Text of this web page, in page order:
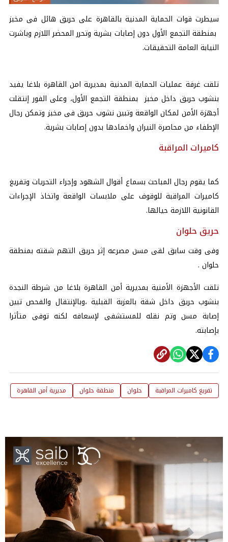
سيطرت قوات الحماية المدنية بالقاهرة على حريق هائل فى مخبز
بمنطقة التجمع الأول دون إصابات بشرية وتحرر المحضر اللازم وباشرت
النيابة العامة التحقيقات.
تلقت غرفة عمليات الحماية المدنية بمديرية امن القاهرة بلاغا يفيد
بنشوب حريق داخل مخبز بمنطقة التجمع الأول، وعلى الفور إنتقلت
أجهزة الأمن لمكان الواقعة وتبين نشوب حريق فى مخبز وتمكن رجال
الإطفاء من محاصرة النيران واخمادها بدون إصابات بشرية.
كاميرات المراقبة
كما يقوم رجال المباحث بسماع أقوال الشهود وإجراء التحريات وتفريغ
كاميرات المراقبة للوقوف على ملابسات الواقعة واتخاذ الإجراءات
القانونية اللازمة حيالها.
حريق حلوان
وفى وقت سابق لقى مسن مصرعه إثر حريق التهم شقته بمنطقة
حلوان .
تلقت الأجهزة الأمنية بمديرية أمن القاهرة بلاغا من شرطة النجدة
بنشوب حريق داخل شقة بالعزبة القبلية ،وبالإنتقال والفحص تبين
إصابة مسن وتم نقله للمستشفى لإسعافه لكنه توفى متأثرا
بإصابته.
تفريغ كاميرات المراقبة حلوان منطقة حلوان مديرية أمن القاهرة